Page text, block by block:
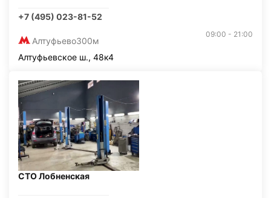
+7 (495) 023-81-52
Алтуфьево300м
09:00 - 21:00
Алтуфьевское ш., 48к4
СТО Лобненская